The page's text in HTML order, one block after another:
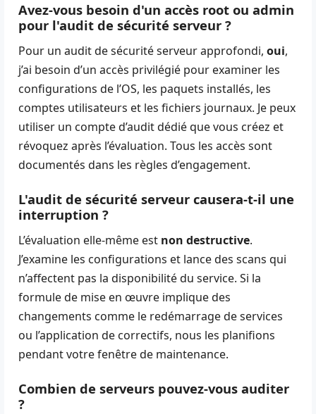
Avez-vous besoin d'un accès root ou admin
pour l'audit de sécurité serveur ?
Pour un audit de sécurité serveur approfondi, oui,
j’ai besoin d’un accès privilégié pour examiner les
configurations de l’OS, les paquets installés, les
comptes utilisateurs et les fichiers journaux. Je peux
utiliser un compte d’audit dédié que vous créez et
révoquez après l’évaluation. Tous les accès sont
documentés dans les règles d’engagement.
L'audit de sécurité serveur causera-t-il une
interruption ?
L’évaluation elle-même est non destructive.
J’examine les configurations et lance des scans qui
n’affectent pas la disponibilité du service. Si la
formule de mise en œuvre implique des
changements comme le redémarrage de services
ou l’application de correctifs, nous les planifions
pendant votre fenêtre de maintenance.
Combien de serveurs pouvez-vous auditer
?